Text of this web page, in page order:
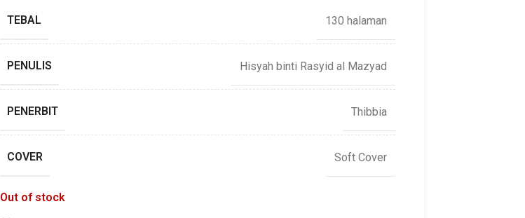
TEBAL 130 halaman
PENULIS Hisyah binti Rasyid al Mazyad
PENERBIT Thibbia
COVER Soft Cover
Out of stock